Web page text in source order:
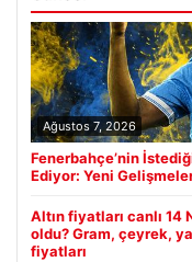
Ağustos 7, 2026
Fenerbahçe’nin
Ediyor: Yeni
Altın fiyatları canlı 14
oldu? Gram, çeyrek,
fiyatları